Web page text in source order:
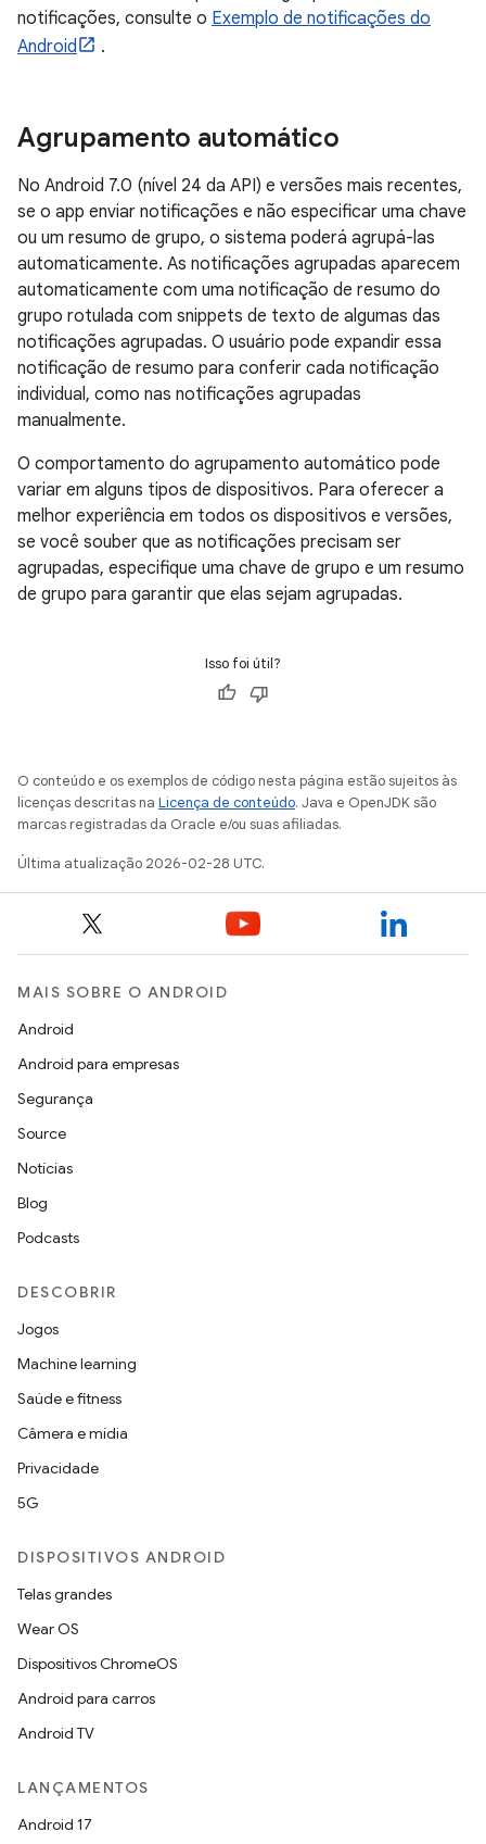
notificações, consulte o Exemplo de notificações do
Android
.
Agrupamento automático
No Android 7.0 (nível 24 da API) e versões mais recentes,
se o app enviar notificações e não especificar uma chave
ou um resumo de grupo, o sistema poderá agrupá-las
automaticamente. As notificações agrupadas aparecem
automaticamente com uma notificação de resumo do
grupo rotulada com snippets de texto de algumas das
notificações agrupadas. O usuário pode expandir essa
notificação de resumo para conferir cada notificação
individual, como nas notificações agrupadas
manualmente.
O comportamento do agrupamento automático pode
variar em alguns tipos de dispositivos. Para oferecer a
melhor experiência em todos os dispositivos e versões,
se você souber que as notificações precisam ser
agrupadas, especifique uma chave de grupo e um resumo
de grupo para garantir que elas sejam agrupadas.
Isso foi útil?
O conteúdo e os exemplos de código nesta página estão sujeitos às
licenças descritas na Licença de conteúdo. Java e OpenJDK são
marcas registradas da Oracle e/ou suas afiliadas.
Última atualização 2026-02-28 UTC.
MAIS SOBRE O ANDROID
Android
Android para empresas
Segurança
Source
Notícias
Blog
Podcasts
DESCOBRIR
Jogos
Machine learning
Saúde e fitness
Câmera e mídia
Privacidade
5G
DISPOSITIVOS ANDROID
Telas grandes
Wear OS
Dispositivos ChromeOS
Android para carros
Android TV
LANÇAMENTOS
Android 17